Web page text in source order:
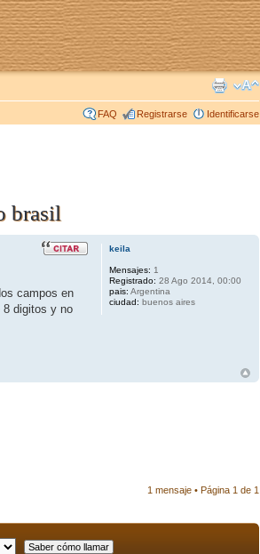
FAQ Registrarse Identificarse
brasil
campos en
8 digitos y no
keila
Mensajes: 1
Registrado: 28 Ago 2014, 00:00
pais: Argentina
ciudad: buenos aires
1 mensaje • Página 1 de 1